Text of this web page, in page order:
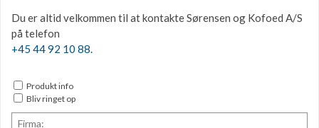
Du er altid velkommen til at kontakte Sørensen og Kofoed A/S
på telefon
+45 44 92 10 88.
Produkt info
Bliv ringet op